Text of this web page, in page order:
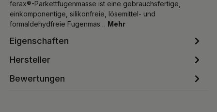
ferax®-Parkettfugenmasse ist eine gebrauchsfertige,
einkomponentige, silikonfreie, lösemittel- und
formaldehydfreie Fugenmas… Mehr
Eigenschaften
Hersteller
Bewertungen